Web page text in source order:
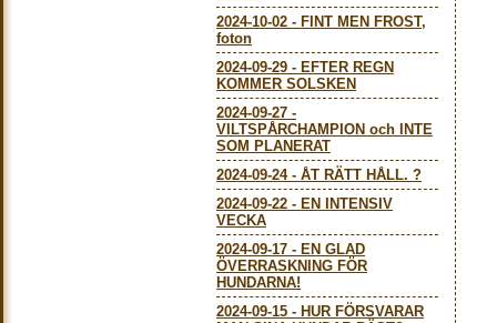
2024-10-02 - FINT MEN FROST,
foton
2024-09-29 - EFTER REGN
KOMMER SOLSKEN
2024-09-27 -
VILTSPÅRCHAMPION och INTE
SOM PLANERAT
2024-09-24- ÅT RÄTT HÅLL. ?
2024-09-22 - EN INTENSIV
VECKA
2024-09-17 - EN GLAD
ÖVERRASKNING FÖR
HUNDARNA!
2024-09-15 - HUR FÖRSVARAR